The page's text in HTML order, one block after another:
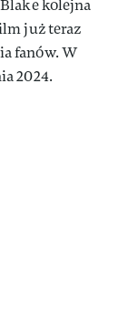
kolejna
już teraz
fanów. W
2024.